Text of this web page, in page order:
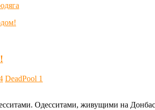
DeadPool 1
Одесситами, живущими на